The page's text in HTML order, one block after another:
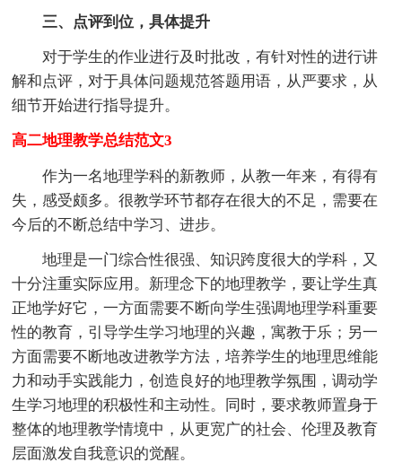
三、点评到位，具体提升
对于学生的作业进行及时批改，有针对性的进行讲
解和点评，对于具体问题规范答题用语，从严要求，从
细节开始进行指导提升。
高二地理教学总结范文3
作为一名地理学科的新教师，从教一年来，有得有
失，感受颇多。很教学环节都存在很大的不足，需要在
今后的不断总结中学习、进步。
地理是一门综合性很强、知识跨度很大的学科，又
十分注重实际应用。新理念下的地理教学，要让学生真
正地学好它，一方面需要不断向学生强调地理学科重要
性的教育，引导学生学习地理的兴趣，寓教于乐；另一
方面需要不断地改进教学方法，培养学生的地理思维能
力和动手实践能力，创造良好的地理教学氛围，调动学
生学习地理的积极性和主动性。同时，要求教师置身于
整体的地理教学情境中，从更宽广的社会、伦理及教育
层面激发自我意识的觉醒。